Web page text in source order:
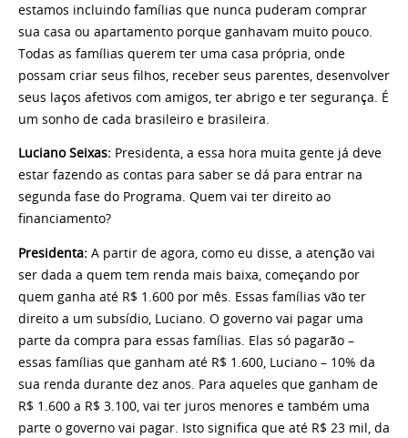
estamos incluindo famílias que nunca puderam comprar
sua casa ou apartamento porque ganhavam muito pouco.
Todas as famílias querem ter uma casa própria, onde
possam criar seus filhos, receber seus parentes, desenvolver
seus laços afetivos com amigos, ter abrigo e ter segurança. É
um sonho de cada brasileiro e brasileira.
Luciano Seixas: Presidenta, a essa hora muita gente já deve
estar fazendo as contas para saber se dá para entrar na
segunda fase do Programa. Quem vai ter direito ao
financiamento?
Presidenta: A partir de agora, como eu disse, a atenção vai
ser dada a quem tem renda mais baixa, começando por
quem ganha até R$ 1.600 por mês. Essas famílias vão ter
direito a um subsídio, Luciano. O governo vai pagar uma
parte da compra para essas famílias. Elas só pagarão –
essas famílias que ganham até R$ 1.600, Luciano – 10% da
sua renda durante dez anos. Para aqueles que ganham de
R$ 1.600 a R$ 3.100, vai ter juros menores e também uma
parte o governo vai pagar. Isto significa que até R$ 23 mil, da